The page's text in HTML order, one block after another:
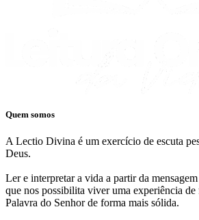
Quem somos
A Lectio Divina é um exercício de escuta
Deus.
Ler e interpretar a vida a partir da
que nos possibilita viver uma experiência
Palavra do Senhor de forma mais sólida.